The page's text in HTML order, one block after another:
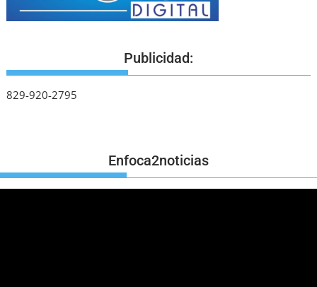
Publicidad:
829-920-2795
Enfoca2noticias